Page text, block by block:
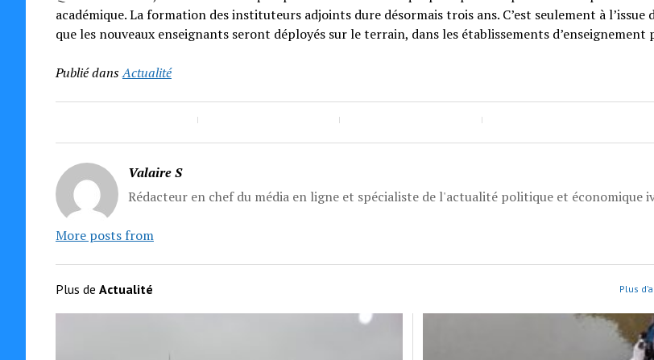
académique. La formation des instituteurs adjoints dure désormais trois ans. C’est seulement à
que les nouveaux enseignants seront déployés sur le terrain, dans les établissements d’enseignement
Publié dansActualité
Valaire S
Rédacteur en chef du média en ligne et spécialiste de l'actualité politique et économique
More posts from
Plus de Actualité Plus